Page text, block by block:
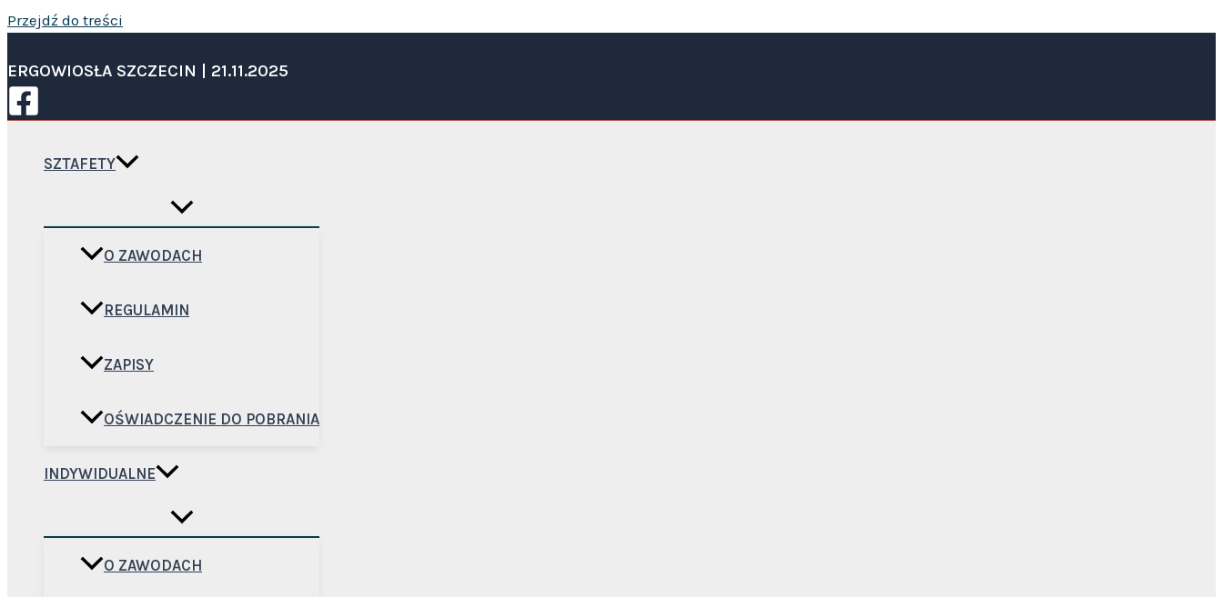
Przejdź do treści
ERGOWIOSŁA SZCZECIN | 21.11.2025
SZTAFETY
O ZAWODACH
REGULAMIN
ZAPISY
OŚWIADCZENIE DO POBRANIA
INDYWIDUALNE
O ZAWODACH